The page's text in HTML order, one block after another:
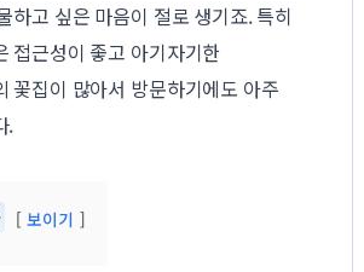
하고 싶은 마음이 절로 생기죠. 특히
접근성이 좋고 아기자기한
꽃집이 많아서 방문하기에도 아주
.
보이기